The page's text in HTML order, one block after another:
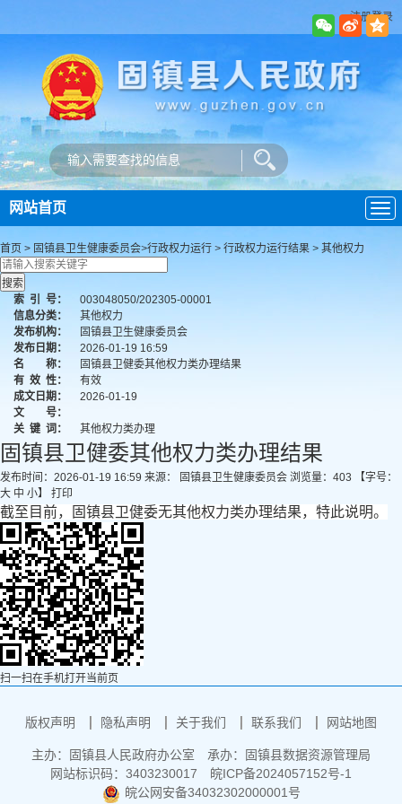
注册登录
导
航
网站首页
首页 > 固镇县卫生健康委员会>行政权力运行 > 行政权力运行结果 > 其他权力
索 引 号：
003048050/202305-00001
信息分类：
其他权力
发布机构：
固镇县卫生健康委员会
发布日期：
2026-01-19 16:59
名 称：
固镇县卫健委其他权力类办理结果
有 效 性：
有效
成文日期：
2026-01-19
文 号：
关 键 词： 其他权力类办理
固镇县卫健委其他权力类办理结果
发布时间：2026-01-19 16:59 来源： 固镇县卫生健康委员会 浏览量： 403
【字号：
大 中 小】 打印
截至目前，固镇县卫健委无其他权力类办理结果，特此说明。
扫一扫在手机打开当前页
版权声明 隐私声明 关于我们 联系我们 网站地图
主办：固镇县人民政府办公室
承办：固镇县数据资源管理局
网站标识码：3403230017
皖ICP备2024057152号-1
皖公网安备34032302000001号